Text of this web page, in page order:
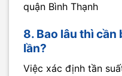
quận Bình Thạnh
8. Bao lâu thì
lần?
Việc xác định tần